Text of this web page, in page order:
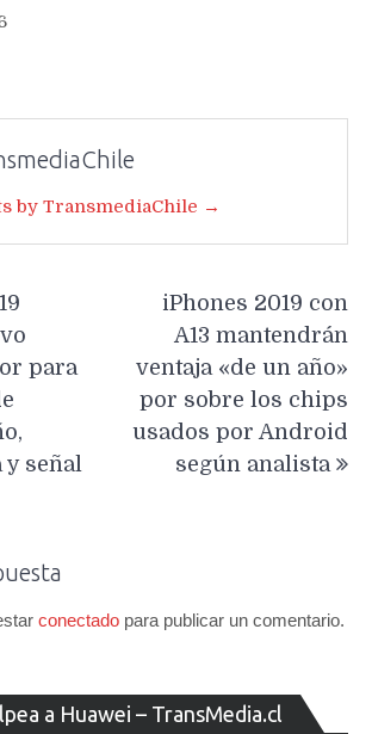
by TransmediaChile →
para
y señal
iPhones 2019 con
A13 mantendrán
ventaja «de un año»
por sobre los chips
usados por Android
según analista
conectado para publicar un comentario.
a Huawei – TransMedia.cl